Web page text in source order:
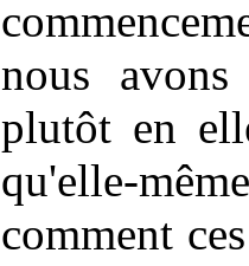
nous
plutôt en
qu'elle-
comment